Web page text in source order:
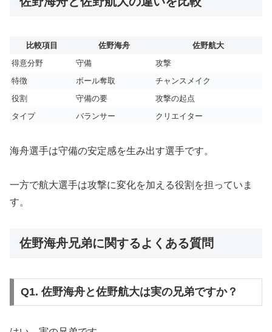
比較項目 佐野海舟
佐野航大
得意分野
守備
攻撃
特徴
ボール奪取
チャンスメイク
役割
守備の要
攻撃の起点
タイプ
バランサー クリエイター
海舟選手は守備の安定感を生み出す選手です。
一方で航大選手は攻撃に変化を加える役割を担っていま
す。
佐野海舟兄弟に関するよくある質問
Q1. 佐野海舟と佐野航大は実の兄弟ですか？